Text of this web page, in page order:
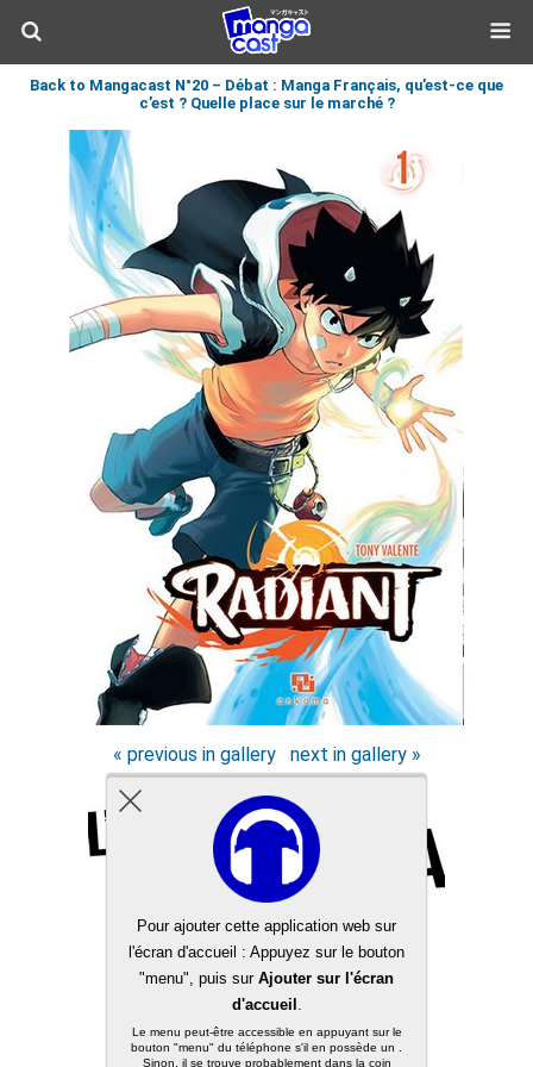
Back to Mangacast N°20 – Débat : Manga Français, qu’est-ce que
c’est ? Quelle place sur le marché ?
« previous in gallery next in gallery »